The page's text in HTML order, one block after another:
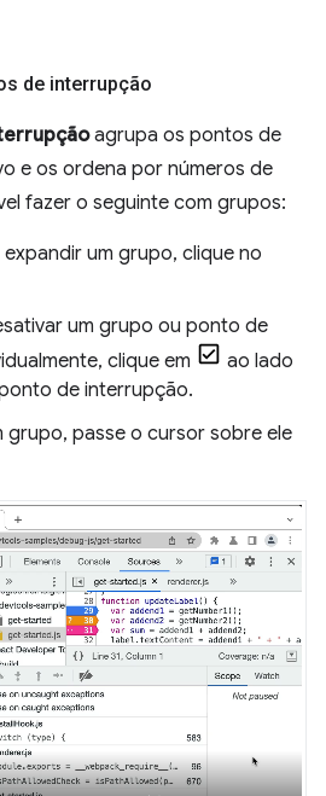
de interrupção
agrupa os pontos de
e os ordena por números de
fazer o seguinte com grupos:
um grupo, clique no
um grupo ou ponto de
clique em
ao lado
de interrupção.
grupo, passe o cursor sobre ele